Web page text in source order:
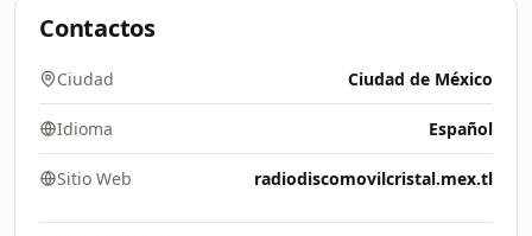
Contactos
Ciudad Ciudad de México
Idioma Español
Sitio Web radiodiscomovilcristal.mex.tl